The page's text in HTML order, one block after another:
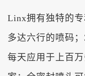
Linx拥有独特的专
多达六行的喷码
每天应用于上百